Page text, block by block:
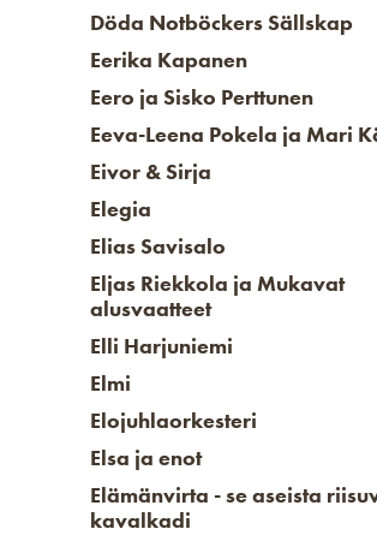
Döda Notböckers Sällskap
Eerika Kapanen
Eero ja Sisko Perttunen
Eeva-Leena Pokela ja Mari
Eivor & Sirja
Elegia
Elias Savisalo
Eljas Riekkola ja Mukavat
alusvaatteet
Elli Harjuniemi
Elmi
Elojuhlaorkesteri
Elsa ja enot
Elämänvirta - se aseista
kavalkadi